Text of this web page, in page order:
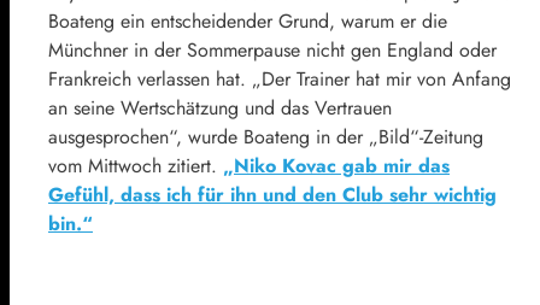
Boateng ein entscheidender Grund, warum er die
Münchner in der Sommerpause nicht gen England oder
Frankreich verlassen hat. „Der Trainer hat mir von Anfang
an seine Wertschätzung und das Vertrauen
ausgesprochen“, wurde Boateng in der „Bild“-Zeitung
vom Mittwoch zitiert. „Niko Kovac gab mir das
Gefühl, dass ich für ihn und den Club sehr wichtig
bin.“